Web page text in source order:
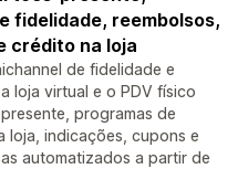
fidelidade, reembolsos,
crédito na loja
de fidelidade e
loja virtual e o PDV físico
programas de
loja, indicações, cupons e
automatizados a partir de